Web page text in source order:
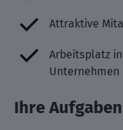
Attraktive
Arbeitsplatz
Unternehmen
Ihre